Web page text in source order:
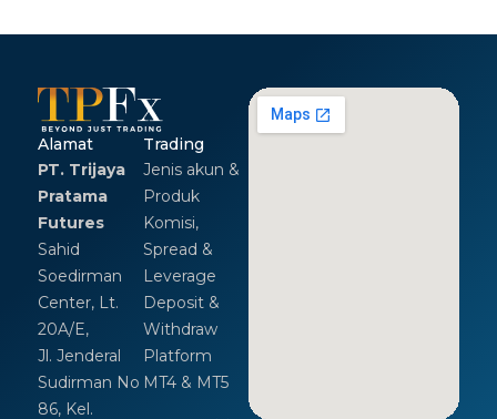
Alamat
PT. Trijaya
Pratama
Futures
Sahid
Soedirman
Center, Lt.
20A/E,
Jl. Jenderal
Sudirman No
86, Kel.
Trading
Jenis akun &
Produk
Komisi,
Spread &
Leverage
Deposit &
Withdraw
Platform
MT4 & MT5